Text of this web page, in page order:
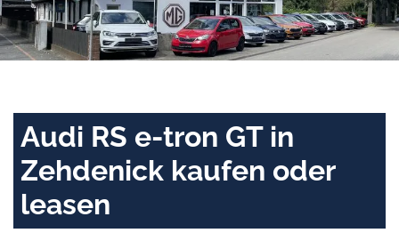
Audi RS e-tron GT in
Zehdenick kaufen oder
leasen